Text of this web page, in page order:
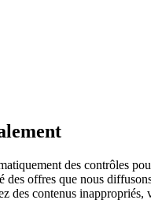
des contrôles
des offres que nous
des contenus inappropriés,